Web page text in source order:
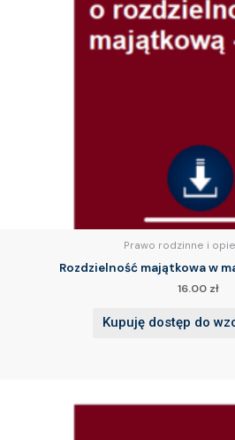
Prawo rodzinne i
Rozdzielność majątkowa w
16.00 zł
Kupuję dostęp do